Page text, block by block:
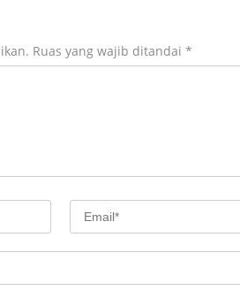
Ruas yang wajib ditandai *